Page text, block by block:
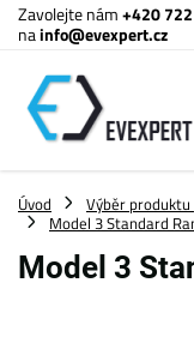
Zavolejte nám+420
nainfo@evexpert.cz
Úvod Výběr
Model 3 Standard
Model 3